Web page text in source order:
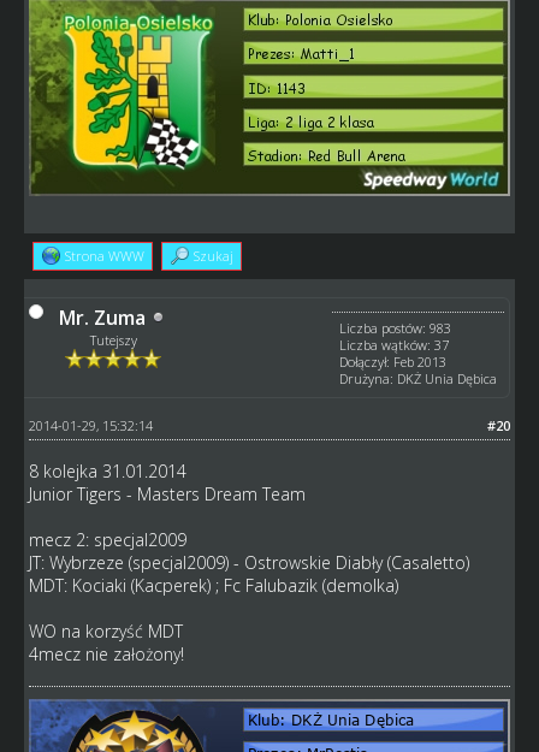
Strona WWW Szukaj
Mr. Zuma
Tutejszy
Liczba postów: 983
Liczba wątków: 37
Dołączył: Feb 2013
Drużyna: DKŻ Unia Dębica
#20
2014-01-29, 15:32:14
8 kolejka 31.01.2014
Junior Tigers - Masters Dream Team
mecz 2: specjal2009
JT: Wybrzeze (specjal2009) - Ostrowskie Diabły (Casaletto)
MDT: Kociaki (Kacperek) ; Fc Falubazik (demolka)
WO na korzyść MDT
4mecz nie założony!